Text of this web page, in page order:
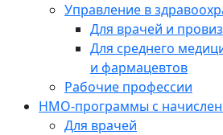
Управление в
Для врачей и
Для среднего
и фармацевтов
Рабочие профессии
НМО-программы с
Для врачей